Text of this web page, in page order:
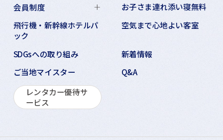
会員制度
お子さま連れ添い寝無料
飛行機・新幹線ホテルパ
ック
空気まで心地よい客室
SDGsへの取り組み
新着情報
ご当地マイスター
Q&A
レンタカー優待サ
ービス